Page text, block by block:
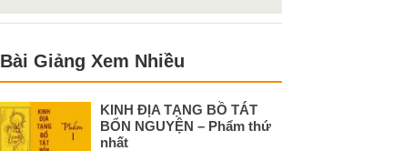
Bài Giảng Xem Nhiều
KINH ÐỊA TẠNG BỒ TÁT
BỔN NGUYỆN – Phẩm thứ
nhất